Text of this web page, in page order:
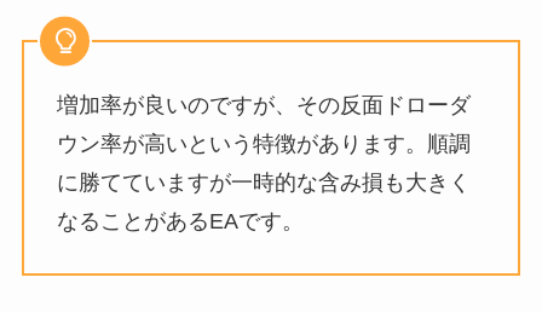
増加率が良いのですが、その反面ドローダ
ウン率が高いという特徴があります。順調
に勝てていますが一時的な含み損も大きく
なることがあるEAです。